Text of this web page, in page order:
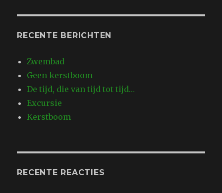
RECENTE BERICHTEN
Zwembad
Geen kerstboom
De tijd, die van tijd tot tijd…
Excursie
Kerstboom
RECENTE REACTIES